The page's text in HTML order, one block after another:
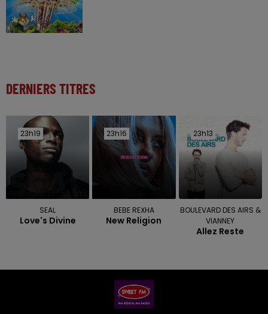
DERNIERS TITRES
23h19
23h19
SEAL
Love's Divine
23h16
23h16
BEBE REXHA
New Religion
23h13
23h13
BOULEVARD DES AIRS &
VIANNEY
Allez Reste